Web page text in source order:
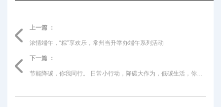
上一篇 ：
浓情端午，“粽”享欢乐，常州当升举办端午系列活动
下一篇 ：
节能降碳，你我同行。 日常小行动，降碳大作为，低碳生活，你我共建